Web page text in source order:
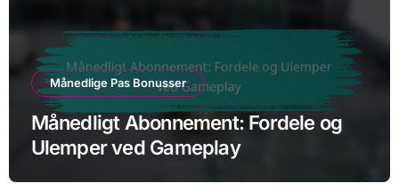
Månedlige Pas Bonusser
Månedligt Abonnement: Fordele og
Ulemper ved Gameplay